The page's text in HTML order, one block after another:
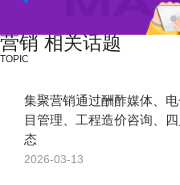
营销 相关话题
TOPIC
集聚营销通过酬酢媒体、
目管理、工程造价咨询、
态
2026-03-13